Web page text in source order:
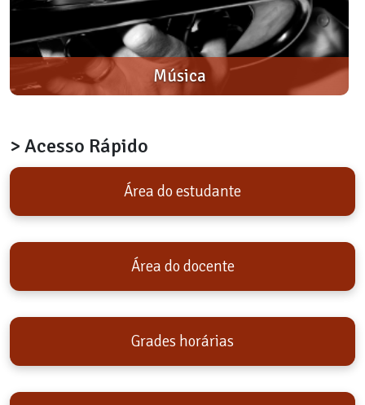
Música
> Acesso Rápido
Área do estudante
Área do docente
Grades horárias